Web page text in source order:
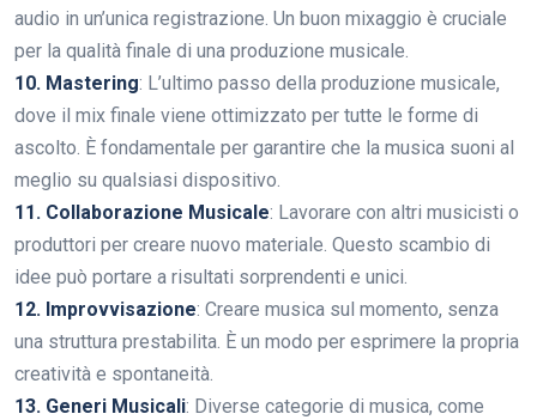
audio in un’unica registrazione. Un buon mixaggio è cruciale
per la qualità finale di una produzione musicale.
10. Mastering: L’ultimo passo della produzione musicale,
dove il mix finale viene ottimizzato per tutte le forme di
ascolto. È fondamentale per garantire che la musica suoni al
meglio su qualsiasi dispositivo.
11. Collaborazione Musicale: Lavorare con altri musicisti o
produttori per creare nuovo materiale. Questo scambio di
idee può portare a risultati sorprendenti e unici.
12. Improvvisazione: Creare musica sul momento, senza
una struttura prestabilita. È un modo per esprimere la propria
creatività e spontaneità.
13. Generi Musicali: Diverse categorie di musica, come